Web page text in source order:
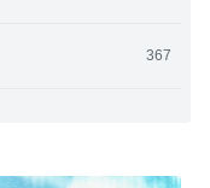
367